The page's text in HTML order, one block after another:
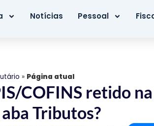
Notícias Pessoal
» Página atual
COFINS retido
Tributos?